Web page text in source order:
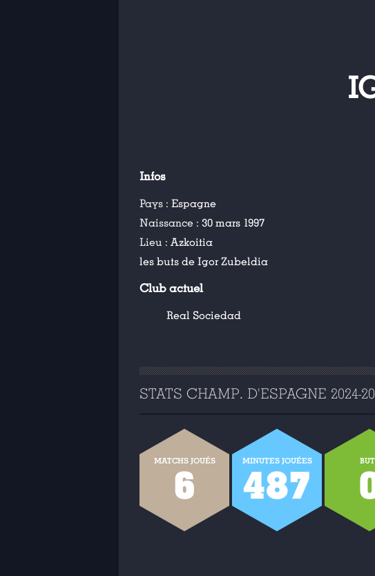
Infos
Pays : Espagne
Naissance : 30 mars 1997
Lieu : Azkoitia
les buts de Igor Zubeldia
Club actuel
Real Sociedad
STATS CHAMP. D'ESPAGNE 2024-
MATCHS JOUÉS
6
MINUTES JOUÉES
487